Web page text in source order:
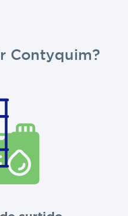
Contyquim?